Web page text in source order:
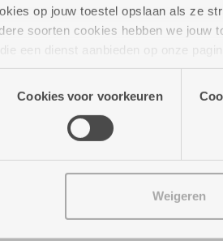
op jouw toestel opslaan als ze
soorten cookies hebben we jouw
een dienst aanbieden op onze
onze site voor social media,
die je aan hen verstrekte.
Cookies voor voorkeuren
Weigeren